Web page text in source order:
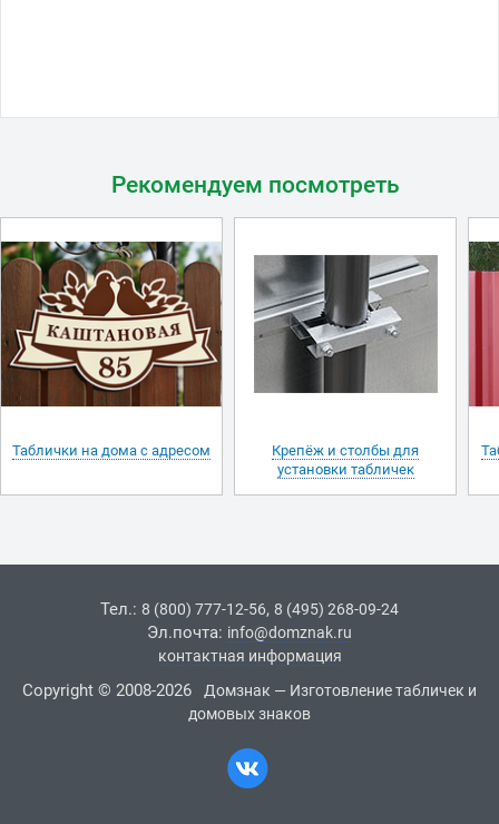
Рекомендуем посмотреть
Таблички на дома с адресом
Крепёж и столбы для
установки табличек
Тел.: 8 (800) 777-12-56, 8 (495) 268-09-24
Эл.почта: info@domznak.ru
контактная информация
Copyright © 2008-2026
Домзнак — Изготовление табличек и
домовых знаков